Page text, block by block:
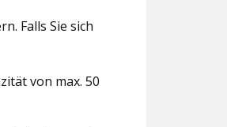
Falls Sie sich
von max. 50